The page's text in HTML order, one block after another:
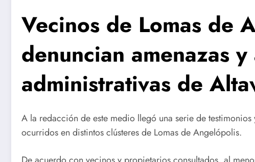
Vecinos de Lomas de
denuncian amenazas
administrativas de
A la redacción de este medio llegó una serie de
ocurridos en distintos clústeres de Lomas de Angelópolis.